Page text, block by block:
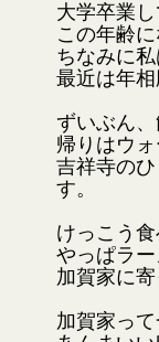
大学卒業
この年齢
ちなみに
最近は年
ずいぶん
帰りはウ
吉祥寺の
す。
けっこう
やっぱラ
加賀家に
加賀家っ